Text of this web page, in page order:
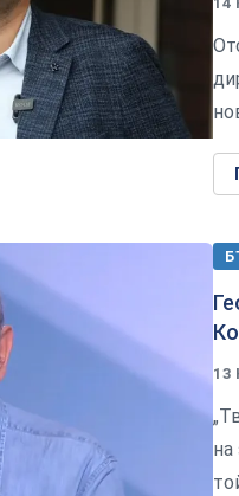
13
на